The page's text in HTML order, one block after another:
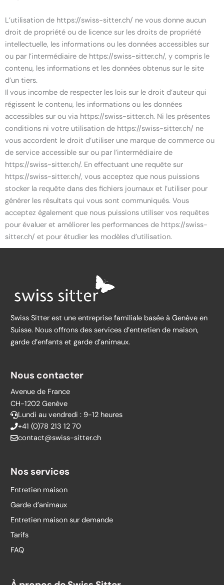
L’utilisation de https://swiss-sitter.ch/ ne vous donne aucun
droit de propriété ou de licence sur les droits de propriété
intellectuelle, les informations ou les données accessibles sur
ou par l’intermédiaire de https://swiss-sitter.ch/, y compris le
contenu, les informations et les données obtenus sur le site
d’un tiers.
Il vous incombe de respecter les lois sur le droit d’auteur qui
régissent le contenu, les informations ou les données
accessibles sur ou via https://swiss-sitter.ch. Ni les présentes
conditions ni votre utilisation de https://swiss-sitter.ch/ ne
vous accordent le droit d’utiliser une marque de commerce ou
de service accessible sur ou par l’intermédiaire de
https://swiss-sitter.ch/. En effectuant une requête sur
https://swiss-sitter.ch/, vous acceptez que nous puissions
stocker la requête dans des fichiers journaux et l’utiliser pour
générer les résultats qui vous sont communiqués. Vous
acceptez également que nous puissions utiliser vos requêtes
pour évaluer et améliorer les performances de https://swiss-
sitter.ch/ et pour étudier les modèles d’utilisation.
Swiss Sitter est une entreprise familiale basée à Genève en
Suisse. Nous offrons des services d’entretien de maison,
garde d’enfants et garde d’animaux.
Nous contacter
Avenue de France
CH-1202 Genève
Lundi au vendredi : 9-12 heures
+41 (0)78 213 12 70
contact@swiss-sitter.ch
Nos services
Entretien maison
Garde d’animaux
Entretien maison sur demande
Tarifs
FAQ